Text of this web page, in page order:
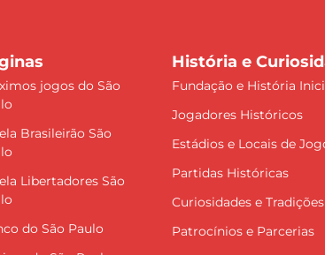
jogos do São
Brasileirão São
Libertadores São
do São Paulo
História e
Fundação e História
Jogadores Históricos
Estádios e Locais de
Partidas Históricas
Curiosidades e Tradições
Patrocínios e Parcerias